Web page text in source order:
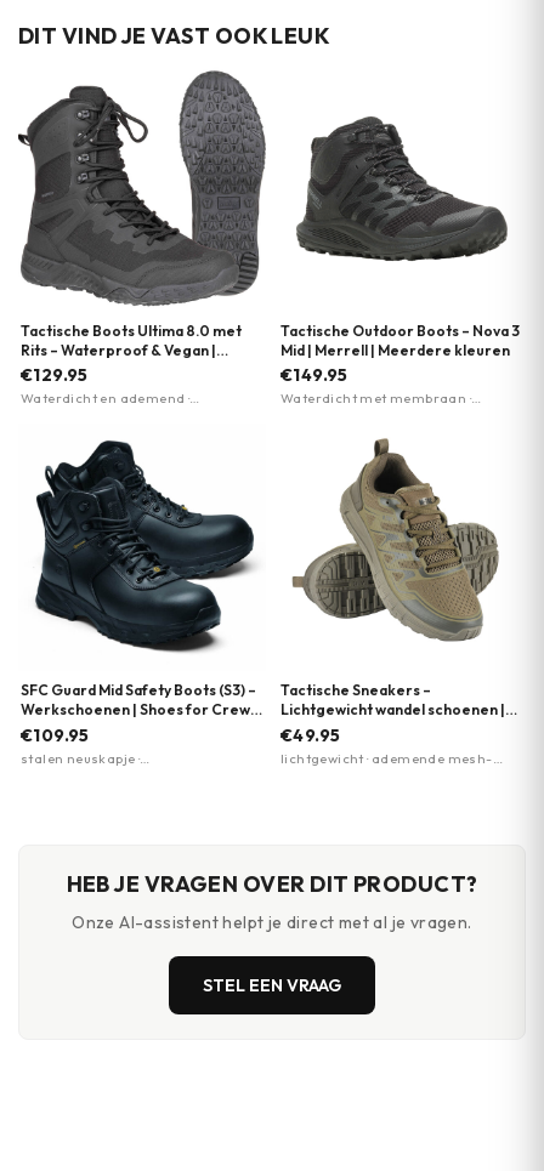
DIT VIND JE VAST OOK LEUK
Tactische Boots Ultima 8.0 met
Rits – Waterproof & Vegan |
Magnum | Meerdere kleuren
€129.95
Waterdicht en ademend ·
Tactische Outdoor Boots – Nova 3
Mid | Merrell | Meerdere kleuren
€149.95
Waterdicht met membraan ·
SFC Guard Mid Safety Boots (S3) –
Werkschoenen | Shoes for Crews
| Zwart
€109.95
stalen neuskapje ·
Tactische Sneakers –
Lichtgewicht wandel schoenen |
EVA-zool | M-Tac | Meerdere
€49.95
lichtgewicht · ademende mesh-
HEB JE VRAGEN OVER DIT PRODUCT?
Onze AI-assistent helpt je direct met al je vragen.
STEL EEN VRAAG